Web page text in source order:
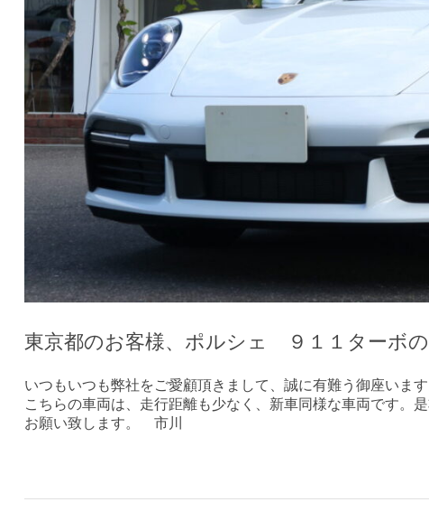
東京都のお客様、ポルシェ ９１１ターボの
いつもいつも弊社をご愛顧頂きまして、誠に有難う御座いま
こちらの車両は、走行距離も少なく、新車同様な車両です。
お願い致します。 市川